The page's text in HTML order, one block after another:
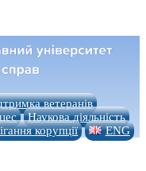
ветеранів
Наукова діяльність
корупції ENG